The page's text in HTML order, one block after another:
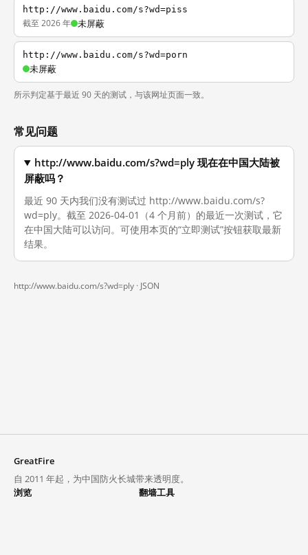
http://www.baidu.com/s?wd=piss
截至 2026 年 未屏蔽
http://www.baidu.com/s?wd=porn
未屏蔽
所示判定基于最近 90 天的测试，与该网址页面一致。
常见问题
http://www.baidu.com/s?wd=ply 现在在中国大陆被
屏蔽吗？
最近 90 天内我们没有测试过 http://www.baidu.com/s?
wd=ply。截至 2026-04-01（4 个月前）的最近一次测试，它
在中国大陆可以访问。可使用本页的“立即测试”按钮获取最新
结果。
http://www.baidu.com/s?wd=ply · JSON
GreatFire
自 2011 年起，为中国防火长城带来透明度。
浏览
翻墙工具